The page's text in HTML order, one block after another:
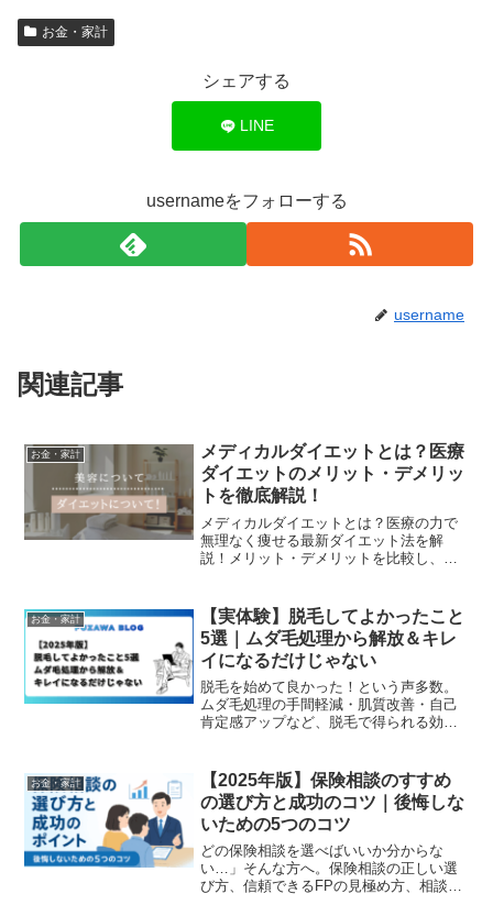
お金・家計
シェアする
LINE
usernameをフォローする
username
関連記事
お金・家計
メディカルダイエットとは？医療
ダイエットのメリット・デメリッ
トを徹底解説！
メディカルダイエットとは？医療の力で
無理なく痩せる最新ダイエット法を解
説！メリット・デメリットを比較し、リ
した方必見！
お金・家計
【実体験】脱毛してよかったこと
5選｜ムダ毛処理から解放＆キレ
イになるだけじゃない
脱毛を始めて良かった！という声多数。
ムダ毛処理の手間軽減・肌質改善・自己
肯定感アップなど、脱毛で得られる効果
お金・家計
【2025年版】保険相談のすすめ
の選び方と成功のコツ｜後悔しな
いための5つのコツ
どの保険相談を選べばいいか分からな
い…」そんな方へ。保険相談の正しい選
び方、信頼できるFPの見極め方、相談前